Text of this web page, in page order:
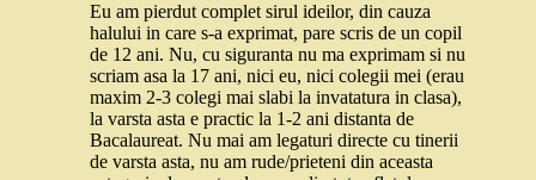
Eu am pierdut complet sirul ideilor, din cauza
halului in care s-a exprimat, pare scris de un copil
de 12 ani. Nu, cu siguranta nu ma exprimam si nu
scriam asa la 17 ani, nici eu, nici colegii mei (erau
maxim 2-3 colegi mai slabi la invatatura in clasa),
la varsta asta e practic la 1-2 ani distanta de
Bacalaureat. Nu mai am legaturi directe cu tinerii
de varsta asta, nu am rude/prieteni din aceasta